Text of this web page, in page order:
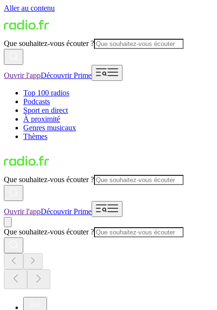
Aller au contenu
Que souhaitez-vous écouter ?
Ouvrir l'appDécouvrir Prime
Top 100 radios
Podcasts
Sport en direct
À proximité
Genres musicaux
Thèmes
Que souhaitez-vous écouter ?
Ouvrir l'appDécouvrir Prime
Que souhaitez-vous écouter ?